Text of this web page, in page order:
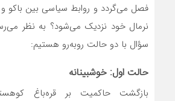
فصل می‌گردد و روابط سیاسی بین باکو و
نرمال خود نزدیک می‌شود؟ به نظر
سؤال با دو حالت روبه‌رو هستیم:
حالت اول: خوشبینانه
بازگشت حاکمیت بر قره‌باغ